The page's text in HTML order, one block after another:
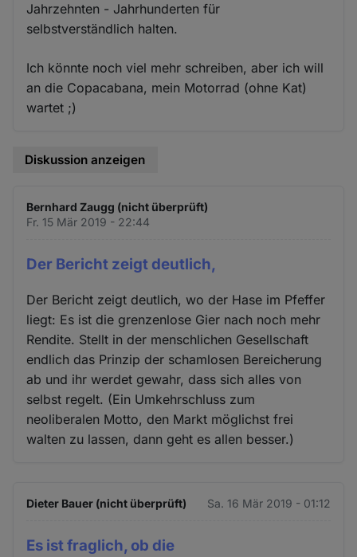
Jahrzehnten - Jahrhunderten für
selbstverständlich halten.
Ich könnte noch viel mehr schreiben, aber ich will
an die Copacabana, mein Motorrad (ohne Kat)
wartet ;)
Diskussion anzeigen
Bernhard Zaugg (nicht überprüft)
Fr. 15 Mär 2019 - 22:44
Der Bericht zeigt deutlich,
Der Bericht zeigt deutlich, wo der Hase im Pfeffer
liegt: Es ist die grenzenlose Gier nach noch mehr
Rendite. Stellt in der menschlichen Gesellschaft
endlich das Prinzip der schamlosen Bereicherung
ab und ihr werdet gewahr, dass sich alles von
selbst regelt. (Ein Umkehrschluss zum
neoliberalen Motto, den Markt möglichst frei
walten zu lassen, dann geht es allen besser.)
Dieter Bauer (nicht überprüft) Sa. 16 Mär 2019 - 01:12
Es ist fraglich, ob die